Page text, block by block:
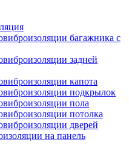
багажника с
задней
капота
подкрылок
пола
потолка
дверей
на панель